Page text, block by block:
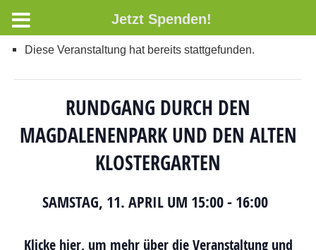
Diese Veranstaltung hat bereits stattgefunden.
RUNDGANG DURCH DEN
MAGDALENENPARK UND DEN ALTEN
KLOSTERGARTEN
SAMSTAG, 11. APRIL UM 15:00- 16:00
Klicke hier, um mehr über die Veranstaltung und
Jetzt Spenden!